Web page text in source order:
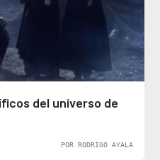
del universo de
POR RODRIGO AYALA